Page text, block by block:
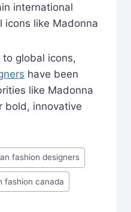
international
icons like Madonna
global icons,
have been
like Madonna
bold, innovative
fashion designers
fashion canada